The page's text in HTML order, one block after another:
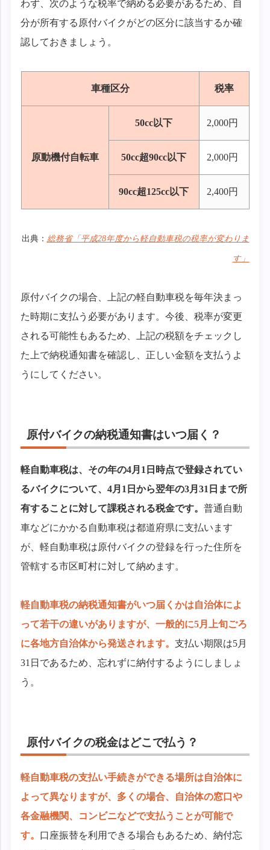
わず、次のような税率で納める必要があるため、自
分が所有する原付バイクがどの区分に該当するか確
認しておきましょう。
車種区分 税率
原動機付自転車
50cc以下 2,000円
50cc超90cc以下 2,000円
90cc超125cc以下 2,400円
出典： 総務省「平成28年度から軽自動車税の税率が変わりま
す」
原付バイクの場合、上記の軽自動車税を毎年決まっ
た時期に支払う必要があります。今後、税率が変更
される可能性もあるため、上記の税額をチェックし
た上で納税通知書を確認し、正しい金額を支払うよ
うにしてください。
原付バイクの納税通知書はいつ届く？
軽自動車税は、その年の4月1日時点で登録されてい
るバイクについて、4月1日から翌年の3月31日まで所
有することに対して課税される税金です。普通自動
車などにかかる自動車税は都道府県に支払います
が、軽自動車税は原付バイクの登録を行った住所を
管轄する市区町村に対して納めます。
軽自動車税の納税通知書がいつ届くかは自治体によ
って若干の違いがありますが、一般的に5月上旬ごろ
に各地方自治体から発送されます。支払い期限は5月
31日であるため、忘れずに納付するようにしましょ
う。
原付バイクの税金はどこで払う？
軽自動車税の支払い手続きができる場所は自治体に
よって異なりますが、多くの場合、自治体の窓口や
各金融機関、コンビニなどで支払うことが可能で
す。 口座振替を利用できる場合もあるため、納付忘